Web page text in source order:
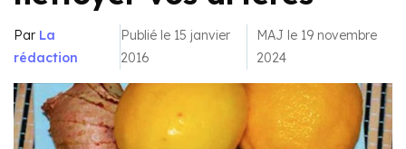
Par La
rédaction
Publié le 15 janvier
2016
MAJ le 19 novembre
2024